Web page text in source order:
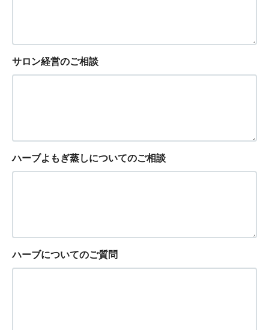
サロン経営のご相談
ハーブよもぎ蒸しについてのご相談
ハーブについてのご質問